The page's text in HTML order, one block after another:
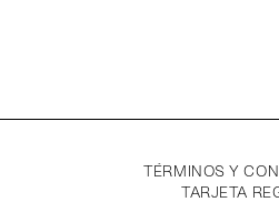
TÉRMINOS Y
TARJETA